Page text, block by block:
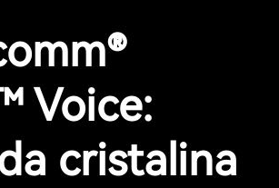
Voice:
cristalina